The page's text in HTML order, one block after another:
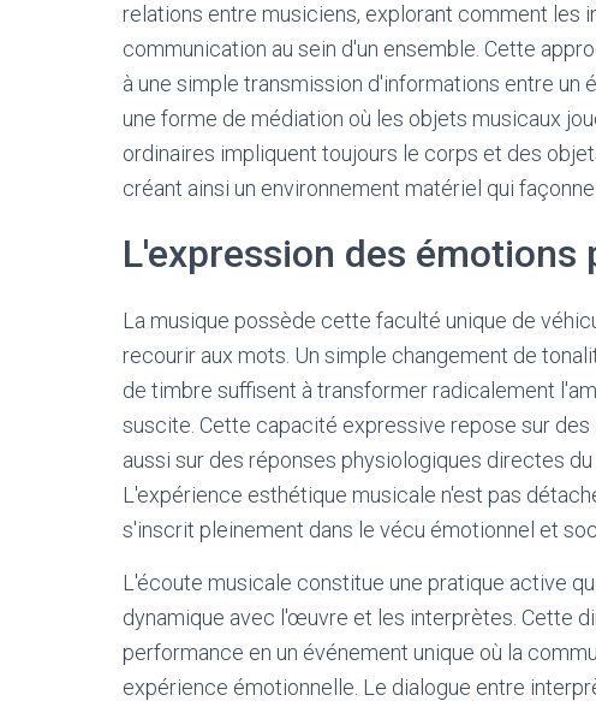
relations entre musiciens, explorant comment les
communication au sein d'un ensemble. Cette
à une simple transmission d'informations entre
une forme de médiation où les objets musicaux
ordinaires impliquent toujours le corps et des
créant ainsi un environnement matériel qui
L'expression des émotions
La musique possède cette faculté unique de
recourir aux mots. Un simple changement de
de timbre suffisent à transformer radicalement
suscite. Cette capacité expressive repose sur
aussi sur des réponses physiologiques directes
L'expérience esthétique musicale n'est pas
s'inscrit pleinement dans le vécu émotionnel et
L'écoute musicale constitue une pratique active
dynamique avec l'œuvre et les interprètes. Cette
performance en un événement unique où la
expérience émotionnelle. Le dialogue entre